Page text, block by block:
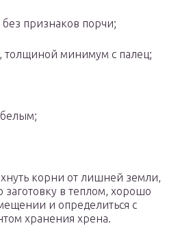
признаков порчи;
толщиной минимум с палец;
белым;
корни от лишней земли,
в теплом, хорошо
и определиться с
хранения хрена.